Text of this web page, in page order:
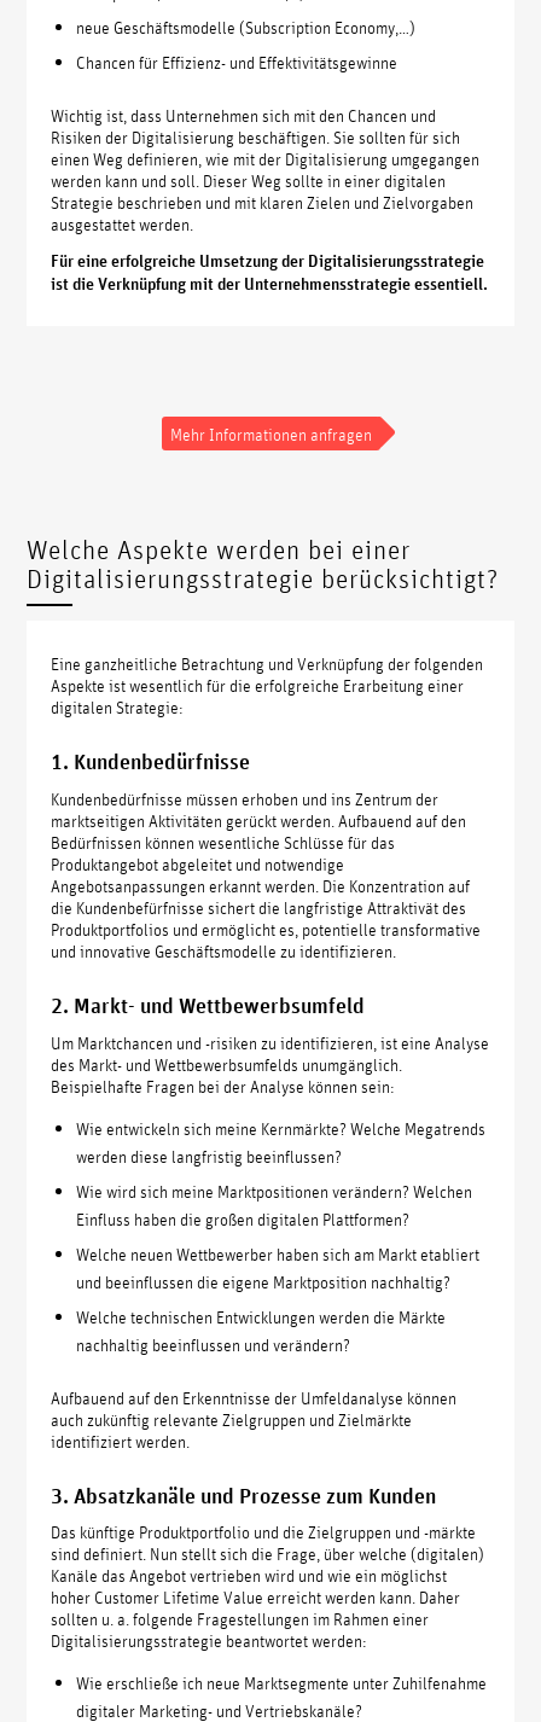
neue Geschäftsmodelle (Subscription Economy,…)
Chancen für Effizienz- und Effektivitätsgewinne
Wichtig ist, dass Unternehmen sich mit den Chancen und
Risiken der Digitalisierung beschäftigen. Sie sollten für sich
einen Weg definieren, wie mit der Digitalisierung umgegangen
werden kann und soll. Dieser Weg sollte in einer digitalen
Strategie beschrieben und mit klaren Zielen und Zielvorgaben
ausgestattet werden.
Für eine erfolgreiche Umsetzung der Digitalisierungsstrategie
ist die Verknüpfung mit der Unternehmensstrategie essentiell.
Mehr Informationen anfragen
Welche Aspekte werden bei einer
Digitalisierungsstrategie berücksichtigt?
Eine ganzheitliche Betrachtung und Verknüpfung der folgenden
Aspekte ist wesentlich für die erfolgreiche Erarbeitung einer
digitalen Strategie:
1. Kundenbedürfnisse
Kundenbedürfnisse müssen erhoben und ins Zentrum der
marktseitigen Aktivitäten gerückt werden. Aufbauend auf den
Bedürfnissen können wesentliche Schlüsse für das
Produktangebot abgeleitet und notwendige
Angebotsanpassungen erkannt werden. Die Konzentration auf
die Kundenbefürfnisse sichert die langfristige Attraktivät des
Produktportfolios und ermöglicht es, potentielle transformative
und innovative Geschäftsmodelle zu identifizieren.
2. Markt- und Wettbewerbsumfeld
Um Marktchancen und -risiken zu identifizieren, ist eine Analyse
des Markt- und Wettbewerbsumfelds unumgänglich.
Beispielhafte Fragen bei der Analyse können sein:
Wie entwickeln sich meine Kernmärkte? Welche Megatrends
werden diese langfristig beeinflussen?
Wie wird sich meine Marktpositionen verändern? Welchen
Einfluss haben die großen digitalen Plattformen?
Welche neuen Wettbewerber haben sich am Markt etabliert
und beeinflussen die eigene Marktposition nachhaltig?
Welche technischen Entwicklungen werden die Märkte
nachhaltig beeinflussen und verändern?
Aufbauend auf den Erkenntnisse der Umfeldanalyse können
auch zukünftig relevante Zielgruppen und Zielmärkte
identifiziert werden.
3. Absatzkanäle und Prozesse zum Kunden
Das künftige Produktportfolio und die Zielgruppen und -märkte
sind definiert. Nun stellt sich die Frage, über welche (digitalen)
Kanäle das Angebot vertrieben wird und wie ein möglichst
hoher Customer Lifetime Value erreicht werden kann. Daher
sollten u. a. folgende Fragestellungen im Rahmen einer
Digitalisierungsstrategie beantwortet werden:
Wie erschließe ich neue Marktsegmente unter Zuhilfenahme
digitaler Marketing- und Vertriebskanäle?